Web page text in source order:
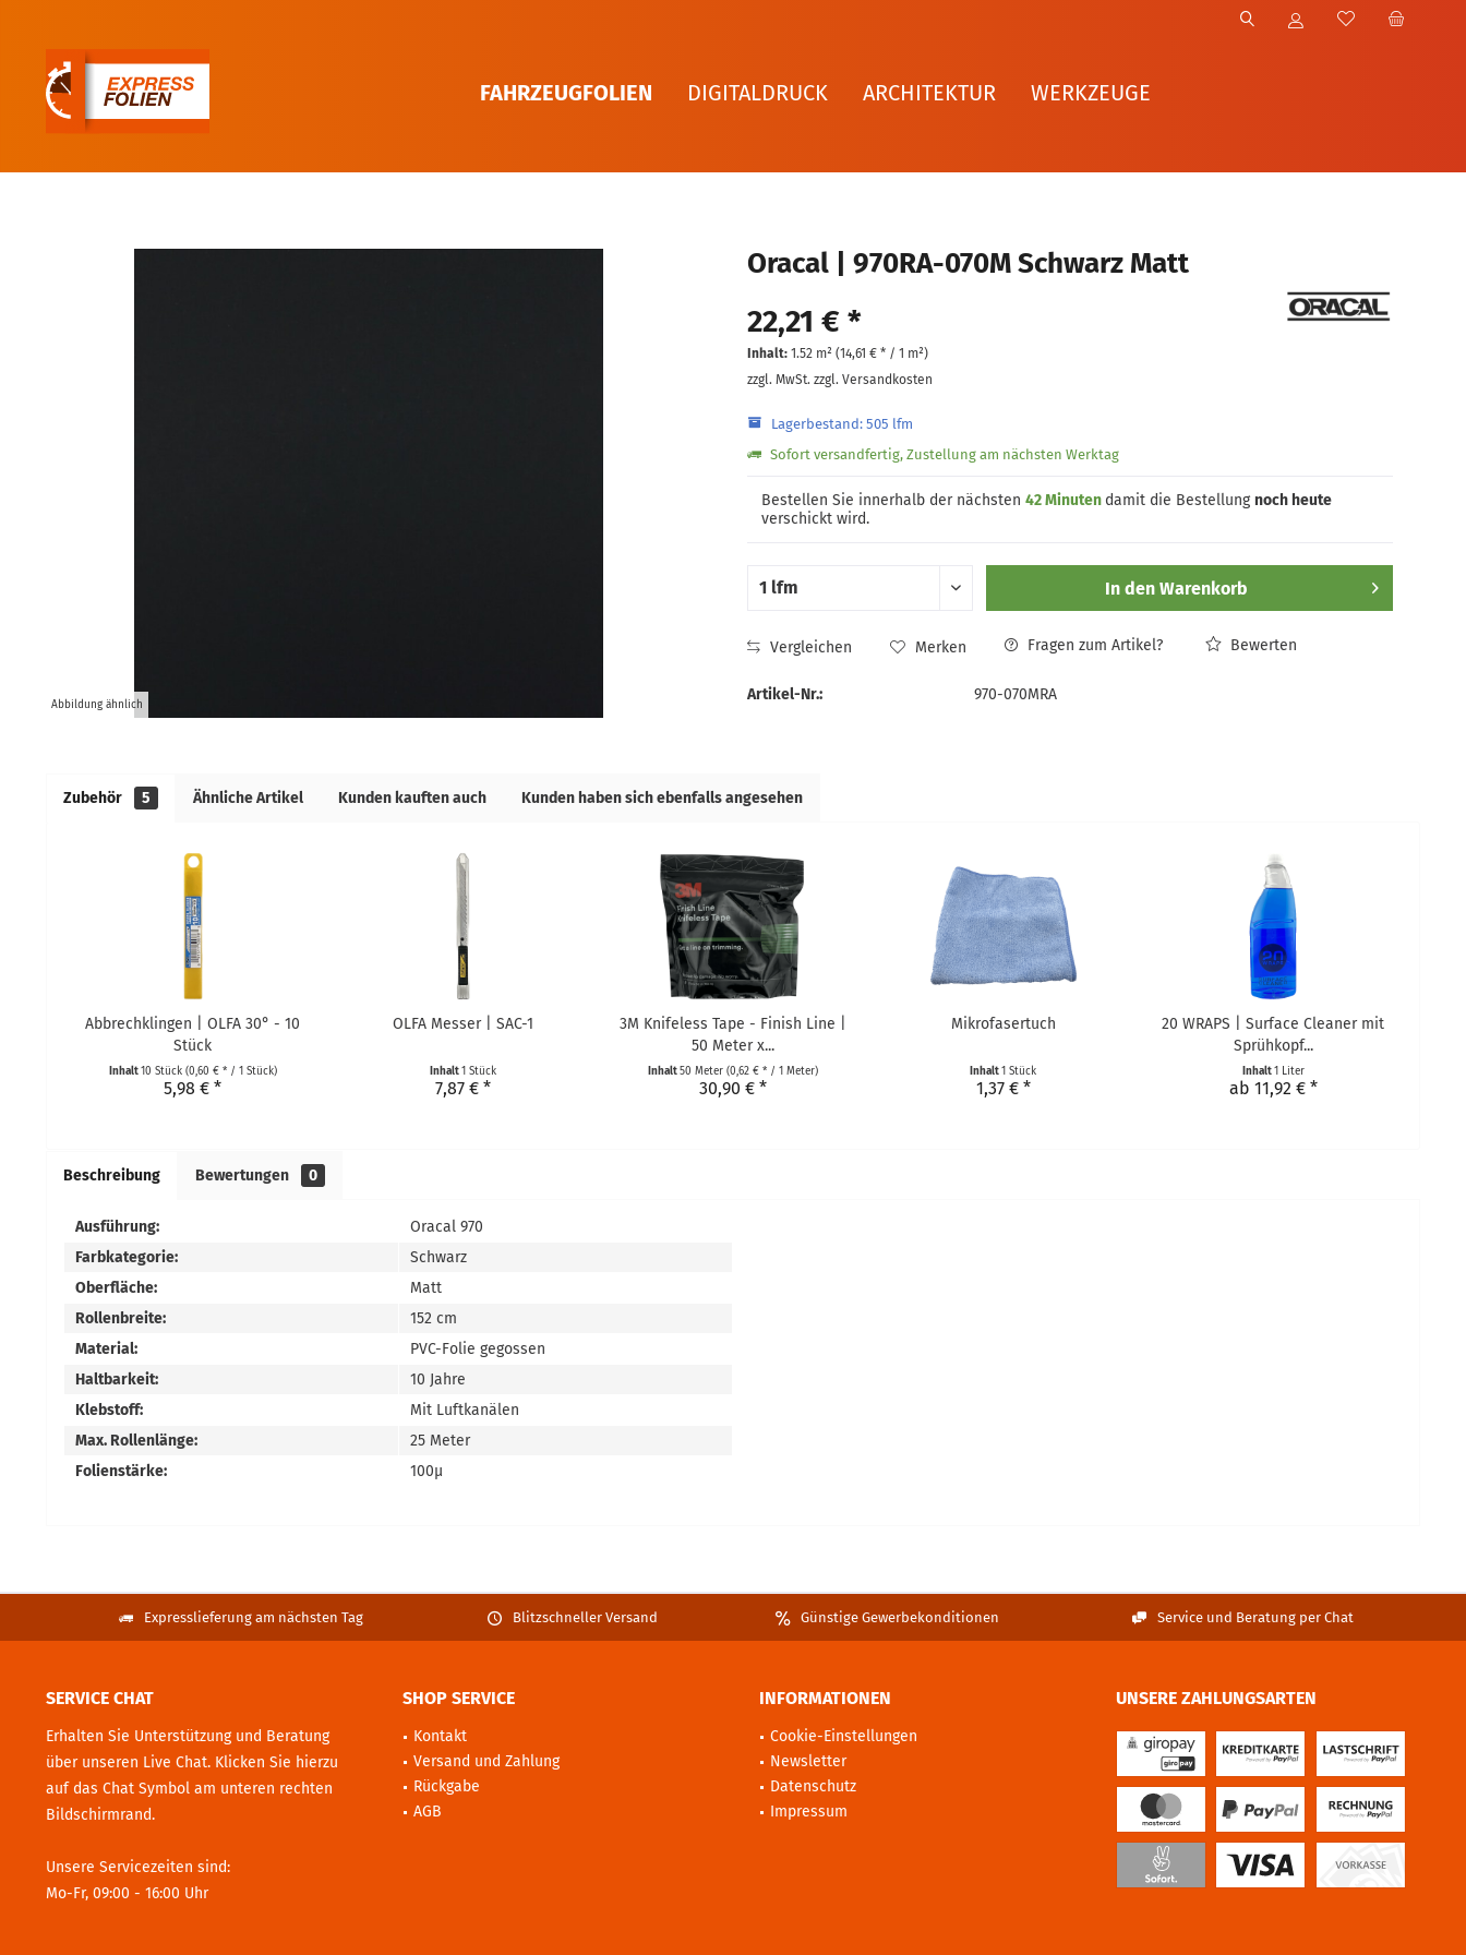
FAHRZEUGFOLIEN DIGITALDRUCK ARCHITEKTUR WERKZEUGE
Abbildung ähnlich
Oracal | 970RA-070M Schwarz Matt
22,21 € *
Inhalt: 1.52 m² (14,61 €* / 1 m²)
zzgl. MwSt. zzgl. Versandkosten
Lagerbestand: 505 lfm
Sofort versandfertig, Zustellung am nächsten Werktag
Bestellen Sie innerhalb der nächsten 42 Minuten damit die Bestellungnoch heute
verschickt wird.
In den Warenkorb
Vergleichen Merken Fragen zum Artikel? Bewerten
Artikel-Nr.: 970-070MRA
Zubehör 5 Ähnliche Artikel Kunden kauften auch Kunden haben sich ebenfalls angesehen
Abbrechklingen | OLFA 30° - 10
Stück
Inhalt10 Stück (0,60 € * / 1 Stück)
5,98 € *
OLFA Messer | SAC-1
Inhalt1 Stück
7,87 € *
3M Knifeless Tape - Finish Line |
50 Meter x...
Inhalt50 Meter (0,62 € * / 1 Meter)
30,90 € *
Mikrofasertuch
Inhalt1 Stück
1,37 € *
20 WRAPS | Surface Cleaner mit
Sprühkopf...
Inhalt1 Liter
ab 11,92 € *
Beschreibung Bewertungen 0
Ausführung:
Oracal 970
Farbkategorie:
Schwarz
Oberfläche:
Matt
Rollenbreite:
152 cm
Material:
PVC-Folie gegossen
Haltbarkeit:
10 Jahre
Klebstoff:
Mit Luftkanälen
Max. Rollenlänge:
25 Meter
Folienstärke:
100µ
Expresslieferung am nächsten Tag Blitzschneller Versand Günstige Gewerbekonditionen Service und Beratung per Chat
SERVICE CHAT
Erhalten Sie Unterstützung und Beratung
über unseren Live Chat. Klicken Sie hierzu
auf das Chat Symbol am unteren rechten
Bildschirmrand.
Unsere Servicezeiten sind:
Mo-Fr, 09:00 - 16:00 Uhr
SHOP SERVICE
Kontakt
Versand und Zahlung
Rückgabe
AGB
INFORMATIONEN
Cookie-Einstellungen
Newsletter
Datenschutz
Impressum
UNSERE ZAHLUNGSARTEN